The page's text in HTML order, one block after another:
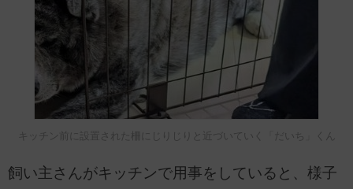
キッチン前に設置された柵にじりじりと近づいていく「だいち」くん
飼い主さんがキッチンで用事をしていると、様子